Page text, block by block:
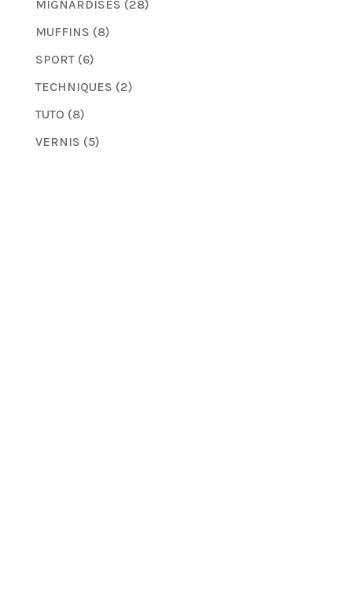
MIGNARDISES (28)
MUFFINS (8)
SPORT(6)
TECHNIQUES (2)
TUTO (8)
VERNIS (5)